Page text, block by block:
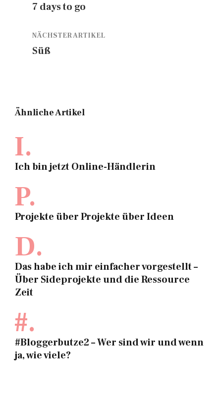
7 days to go
NÄCHSTER ARTIKEL
Süß
Ähnliche Artikel
I.
Ich bin jetzt Online-Händlerin
P.
Projekte über Projekte über Ideen
D.
Das habe ich mir einfacher vorgestellt –
Über Sideprojekte und die Ressource
Zeit
#.
#Bloggerbutze2 – Wer sind wir und wenn
ja, wie viele?